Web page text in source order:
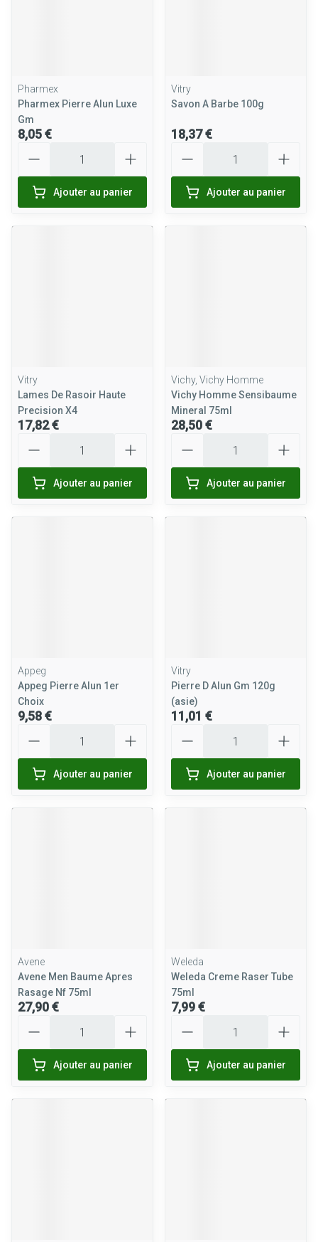
Pharmex
Pharmex Pierre Alun Luxe
Gm
8,05 €
Ajouter au panier
Vitry
Savon A Barbe 100g
18,37 €
Ajouter au panier
Vitry
Lames De Rasoir Haute
Precision X4
17,82 €
Ajouter au panier
Vichy, Vichy Homme
Vichy Homme Sensibaume
Mineral 75ml
28,50 €
Ajouter au panier
Appeg
Appeg Pierre Alun 1er
Choix
9,58 €
Ajouter au panier
Vitry
Pierre D Alun Gm 120g
(asie)
11,01 €
Ajouter au panier
Avene
Avene Men Baume Apres
Rasage Nf 75ml
27,90 €
Ajouter au panier
Weleda
Weleda Creme Raser Tube
75ml
7,99 €
Ajouter au panier